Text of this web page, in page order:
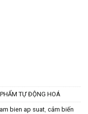
TỰ ĐỘNG HOÁ
bien ap suat cảm biến